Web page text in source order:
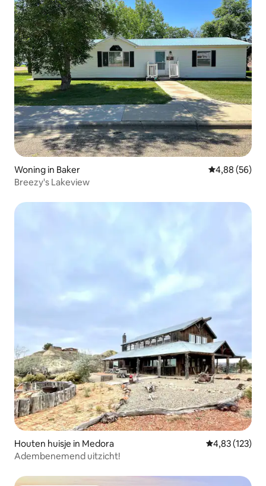
Woning in Baker Gemiddelde
4,88 (56)
Breezy's Lakeview
Houten huisje in Medora Gemiddelde
4,83 (123)
Adembenemend uitzicht!